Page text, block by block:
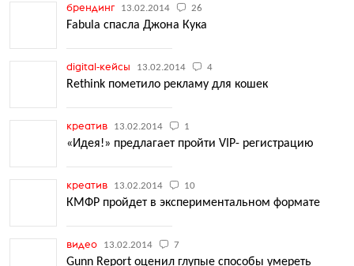
брендинг 13.02.2014 26
Fabula спасла Джона Кука
digital-кейсы 13.02.2014 4
Rethink пометило рекламу для кошек
креатив 13.02.2014 1
«Идея!» предлагает пройти VIP- регистрацию
креатив 13.02.2014 10
КМФР пройдет в экспериментальном формате
видео 13.02.2014 7
Gunn Report оценил глупые способы умереть